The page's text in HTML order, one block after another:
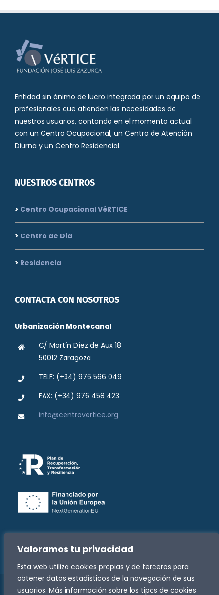
Valoramos tu privacidad
Esta web utiliza cookies propias y de terceros para
obtener datos estadísticos de la navegación de sus
usuarios. Más información sobre los tipos de cookies
Entidad sin ánimo de lucro integrada por un equipo de
profesionales que atienden las necesidades de
nuestros usuarios, contando en el momento actual
con un Centro Ocupacional, un Centro de Atención
Diurna y un Centro Residencial.
NUESTROS CENTROS
> Centro Ocupacional VéRTICE
> Centro de Día
> Residencia
CONTACTA CON NOSOTROS
Urbanización Montecanal
C/ Martín Díez de Aux 18
50012 Zaragoza
TELF: (+34) 976 566 049
FAX: (+34) 976 458 423
info@centrovertice.org